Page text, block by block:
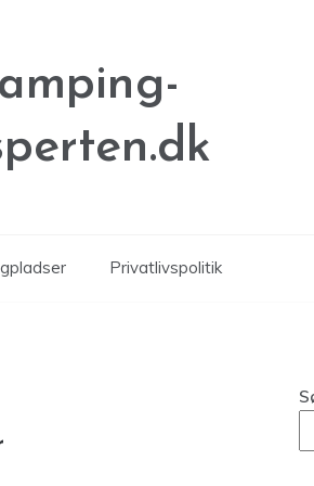
Privatlivspolitik